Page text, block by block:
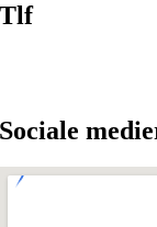
Tlf
Sociale